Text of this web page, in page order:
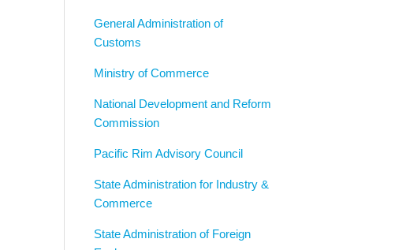
General Administration of
Customs
Ministry of Commerce
National Development and Reform
Commission
Pacific Rim Advisory Council
State Administration for Industry &
Commerce
State Administration of Foreign